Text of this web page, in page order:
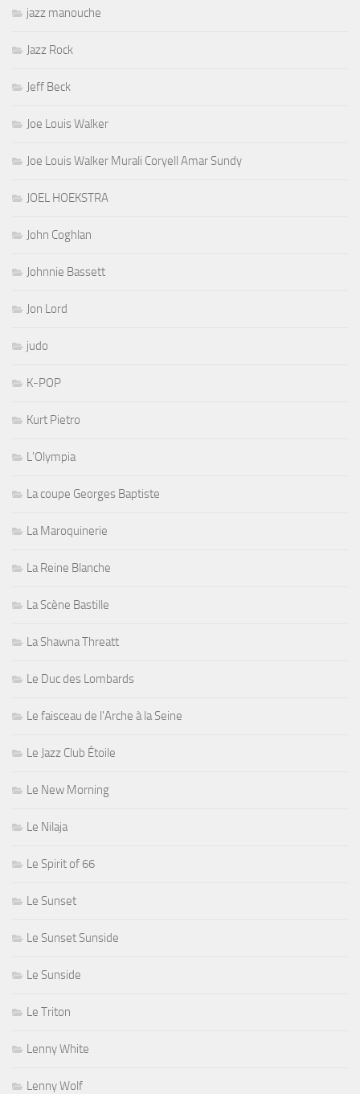
jazz manouche
Jazz Rock
Jeff Beck
Joe Louis Walker
Joe Louis Walker Murali Coryell Amar Sundy
JOEL HOEKSTRA
John Coghlan
Johnnie Bassett
Jon Lord
judo
K-POP
Kurt Pietro
L'Olympia
La coupe Georges Baptiste
La Maroquinerie
La Reine Blanche
La Scène Bastille
La Shawna Threatt
Le Duc des Lombards
Le faisceau de l'Arche à la Seine
Le Jazz Club Étoile
Le New Morning
Le Nilaja
Le Spirit of 66
Le Sunset
Le Sunset Sunside
Le Sunside
Le Triton
Lenny White
Lenny Wolf